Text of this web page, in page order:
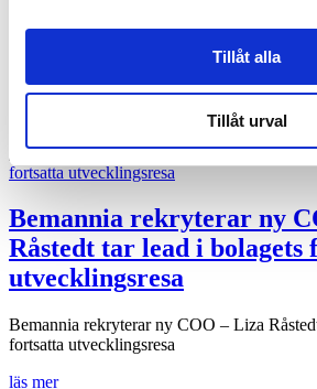
Tillåt alla
Tillåt urval
Bemannia har tilldelats ramavtal med
kommuner avseende externt stöd vid
specialister.
Bemannia rekryterar ny
Råstedt tar lead i bolagets
utvecklingsresa
Bemannia rekryterar ny COO – Liza
fortsatta utvecklingsresa
läs mer